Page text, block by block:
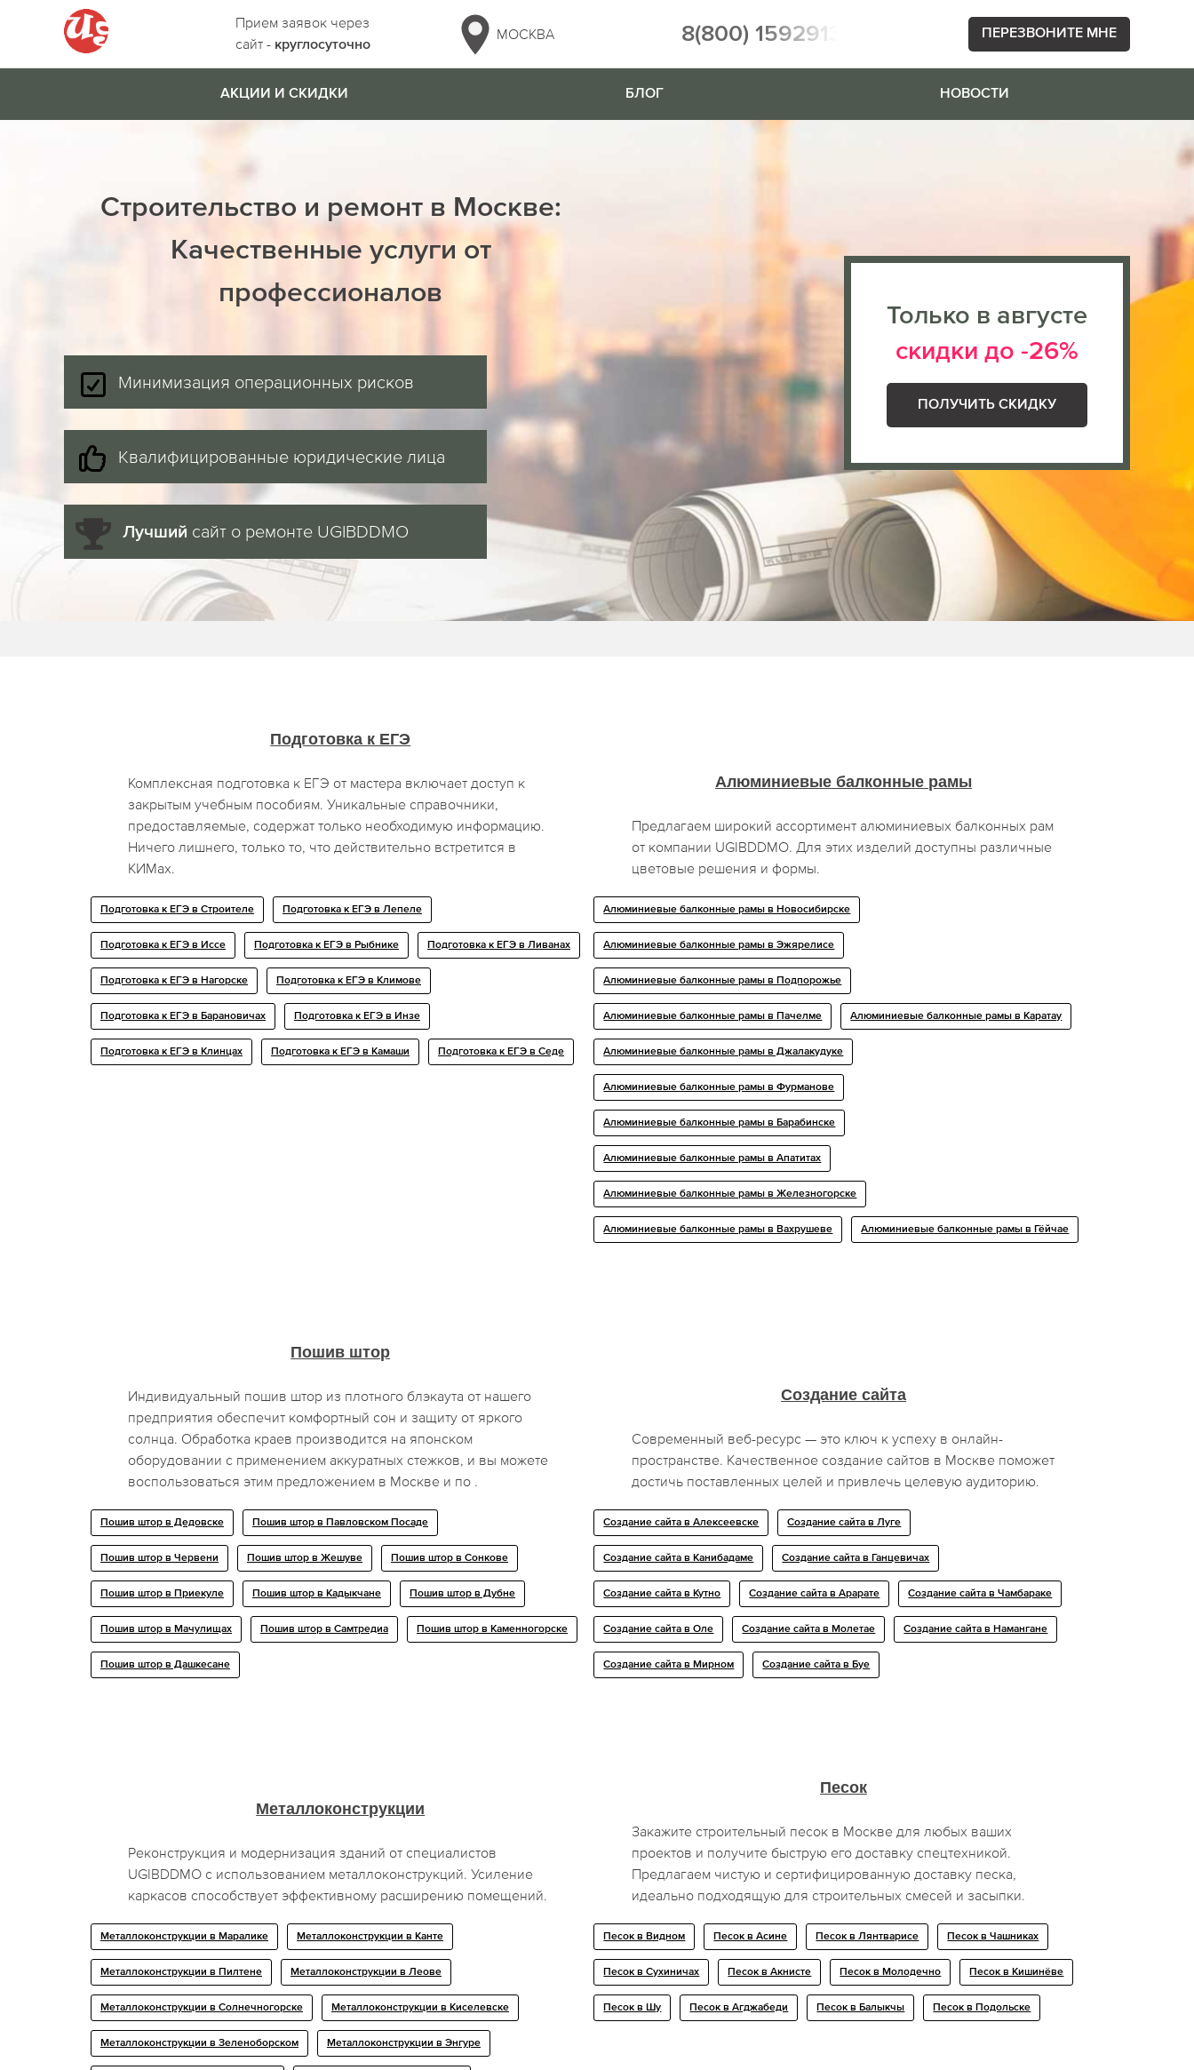
Прием заявок через
сайт - круглосуточно
МОСКВА 8(800) 1592913 ПЕРЕЗВОНИТЕ МНЕ
АКЦИИ И СКИДКИ БЛОГ НОВОСТИ
Строительство и ремонт в Москве:
Качественные услуги от
профессионалов
Минимизация операционных рисков
Квалифицированные юридические лица
Лучший сайт о ремонте UGIBDDMO
Только в августе
скидки до -26%
ПОЛУЧИТЬ СКИДКУ
Подготовка к ЕГЭ
Комплексная подготовка к ЕГЭ от мастера включает доступ к
закрытым учебным пособиям. Уникальные справочники,
предоставляемые, содержат только необходимую информацию.
Ничего лишнего, только то, что действительно встретится в
КИМах.
Подготовка к ЕГЭ в Строителе Подготовка к ЕГЭ в Лепеле
Подготовка к ЕГЭ в Иссе Подготовка к ЕГЭ в Рыбнике Подготовка к ЕГЭ в Ливанах
Подготовка к ЕГЭ в Нагорске Подготовка к ЕГЭ в Климове
Подготовка к ЕГЭ в Барановичах Подготовка к ЕГЭ в Инзе
Подготовка к ЕГЭ в Клинцах Подготовка к ЕГЭ в Камаши Подготовка к ЕГЭ в Седе
Алюминиевые балконные рамы
Предлагаем широкий ассортимент алюминиевых балконных рам
от компании UGIBDDMO. Для этих изделий доступны различные
цветовые решения и формы.
Алюминиевые балконные рамы в Новосибирске
Алюминиевые балконные рамы в Эжярелисе
Алюминиевые балконные рамы в Подпорожье
Алюминиевые балконные рамы в Пачелме Алюминиевые балконные рамы в Каратау
Алюминиевые балконные рамы в Джалакудуке
Алюминиевые балконные рамы в Фурманове
Алюминиевые балконные рамы в Барабинске
Алюминиевые балконные рамы в Апатитах
Алюминиевые балконные рамы в Железногорске
Алюминиевые балконные рамы в Вахрушеве Алюминиевые балконные рамы в Гёйчае
Пошив штор
Индивидуальный пошив штор из плотного блэкаута от нашего
предприятия обеспечит комфортный сон и защиту от яркого
солнца. Обработка краев производится на японском
оборудовании с применением аккуратных стежков, и вы можете
воспользоваться этим предложением в Москве и по .
Пошив штор в Дедовске Пошив штор в Павловском Посаде
Пошив штор в Червени Пошив штор в Жешуве Пошив штор в Сонкове
Пошив штор в Приекуле Пошив штор в Кадыкчане Пошив штор в Дубне
Пошив штор в Мачулищах Пошив штор в Самтредиа Пошив штор в Каменногорске
Пошив штор в Дашкесане
Создание сайта
Современный веб-ресурс — это ключ к успеху в онлайн-
пространстве. Качественное создание сайтов в Москве поможет
достичь поставленных целей и привлечь целевую аудиторию.
Создание сайта в Алексеевске Создание сайта в Луге
Создание сайта в Канибадаме Создание сайта в Ганцевичах
Создание сайта в Кутно Создание сайта в Арарате Создание сайта в Чамбараке
Создание сайта в Оле Создание сайта в Молетае Создание сайта в Намангане
Создание сайта в Мирном Создание сайта в Буе
Металлоконструкции
Реконструкция и модернизация зданий от специалистов
UGIBDDMO с использованием металлоконструкций. Усиление
каркасов способствует эффективному расширению помещений.
Металлоконструкции в Маралике Металлоконструкции в Канте
Металлоконструкции в Пилтене Металлоконструкции в Леове
Металлоконструкции в Солнечногорске Металлоконструкции в Киселевске
Металлоконструкции в Зеленоборском Металлоконструкции в Энгуре
Песок
Закажите строительный песок в Москве для любых ваших
проектов и получите быструю его доставку спецтехникой.
Предлагаем чистую и сертифицированную доставку песка,
идеально подходящую для строительных смесей и засыпки.
Песок в Видном Песок в Асине Песок в Лянтварисе Песок в Чашниках
Песок в Сухиничах Песок в Акнисте Песок в Молодечно Песок в Кишинёве
Песок в Шу Песок в Агджабеди Песок в Балыкчы Песок в Подольске